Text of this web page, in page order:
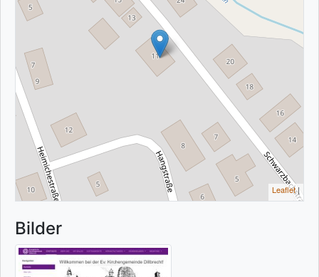
Leaflet|
Bilder